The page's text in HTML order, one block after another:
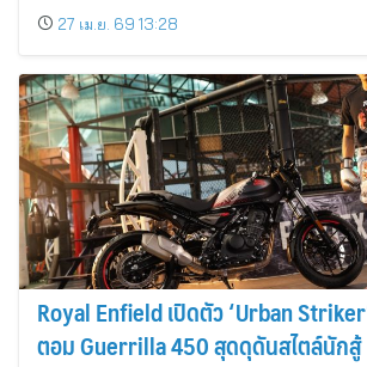
27 เม.ย. 69 13:28
Royal Enfield เปิดตัว ‘Urban
ตอม Guerrilla 450 สุดดุดันสไตล์นักสู้